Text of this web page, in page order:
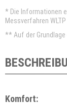
* Die Informationen
Messverfahren
** Auf der Grundlage
Komfort: